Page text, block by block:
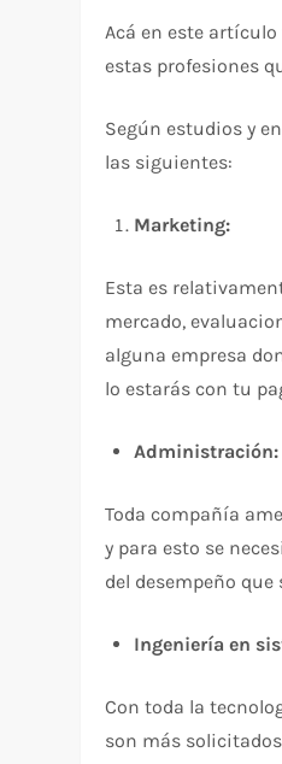
Acá en este
estas profesiones
Según estudios y
las siguientes:
Marketing:
Esta es
mercado,
alguna empresa
lo estarás con tu
Administración:
Toda compañía
y para esto se
del desempeño
Ingeniería en
Con toda la
son más